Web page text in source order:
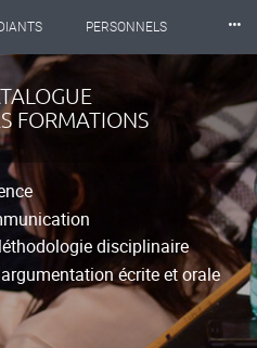
PERSONNELS ⸱⸱⸱
FORMATIONS
disciplinaire
écrite et orale